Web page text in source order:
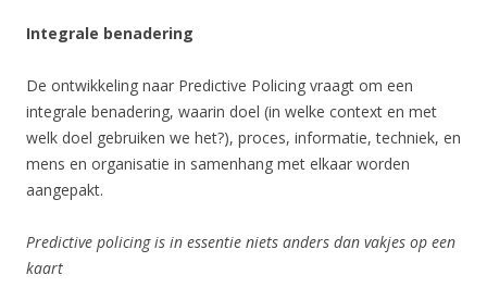
Integrale benadering
De ontwikkeling naar Predictive Policing vraagt om een
integrale benadering, waarin doel (in welke context en met
welk doel gebruiken we het?), proces, informatie, techniek, en
mens en organisatie in samenhang met elkaar worden
aangepakt.
Predictive policing is in essentie niets anders dan vakjes op een
kaart